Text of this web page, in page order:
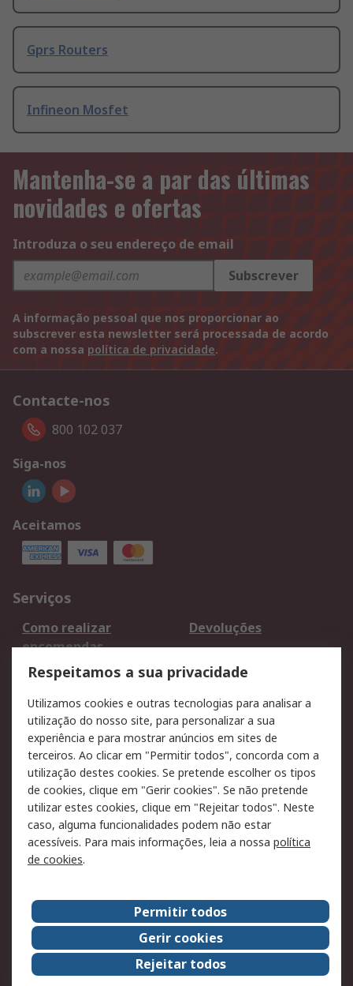
Gprs Routers
Infineon Mosfet
Mantenha-se a par das últimas
novidades e ofertas
Introduza o seu endereço de email
Subscrever
A informação pessoal que nos proporcionar ao
subscrever esta newsletter será processada de acordo
com a nossa política de privacidade.
Contacte-nos
800 102 037
Siga-nos
Aceitamos
Serviços
Como realizar
encomendas
Devoluções
Formas de entrega
Qualidade e ambiente
Pagamento e
faturação
Legal
Aviso legal
Política de cookies
Política de privacidade
- Atualizada
Segurança de emails
Condições de venda
Sobre a RS
A RS no mundo
RS Group
Sobre a RS
Trabalhar na RS
ESG
Respeitamos a sua privacidade
Utilizamos cookies e outras tecnologias para analisar a
utilização do nosso site, para personalizar a sua
experiência e para mostrar anúncios em sites de
terceiros. Ao clicar em "Permitir todos", concorda com a
utilização destes cookies. Se pretende escolher os tipos
de cookies, clique em "Gerir cookies". Se não pretende
utilizar estes cookies, clique em "Rejeitar todos". Neste
caso, alguma funcionalidades podem não estar
acessíveis. Para mais informações, leia a nossa política
de cookies.
Permitir todos
Gerir cookies
Rejeitar todos